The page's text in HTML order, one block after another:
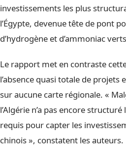
investissements les plus
l’Égypte, devenue tête de pont
d’hydrogène et d’ammoniac
Le rapport met en contraste
l’absence quasi totale de projets
sur aucune carte régionale. «
l’Algérie n’a pas encore
requis pour capter les
chinois », constatent les auteurs.